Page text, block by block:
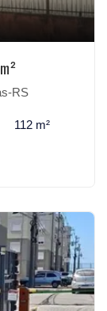
RS
112 m²